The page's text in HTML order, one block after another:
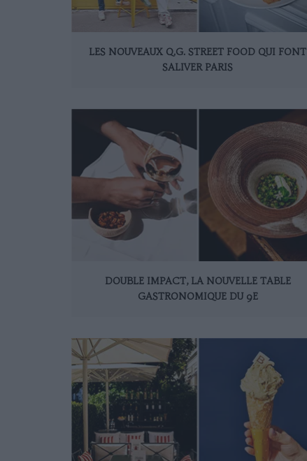
LES NOUVEAUX Q.G. STREET FOOD QUI FONT
SALIVER PARIS
DOUBLE IMPACT, LA NOUVELLE TABLE
GASTRONOMIQUE DU 9E